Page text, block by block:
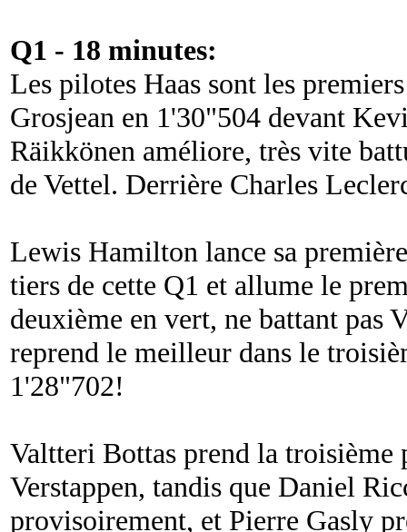
Q1 - 18 minutes:
Les pilotes Haas sont les
Grosjean en 1'30"504 devant
Räikkönen améliore, très vite
de Vettel. Derrière Charles
Lewis Hamilton lance sa
tiers de cette Q1 et allume le
deuxième en vert, ne battant pas
reprend le meilleur dans le
1'28"702!
Valtteri Bottas prend la troisième
Verstappen, tandis que Daniel
provisoirement, et Pierre Gasly